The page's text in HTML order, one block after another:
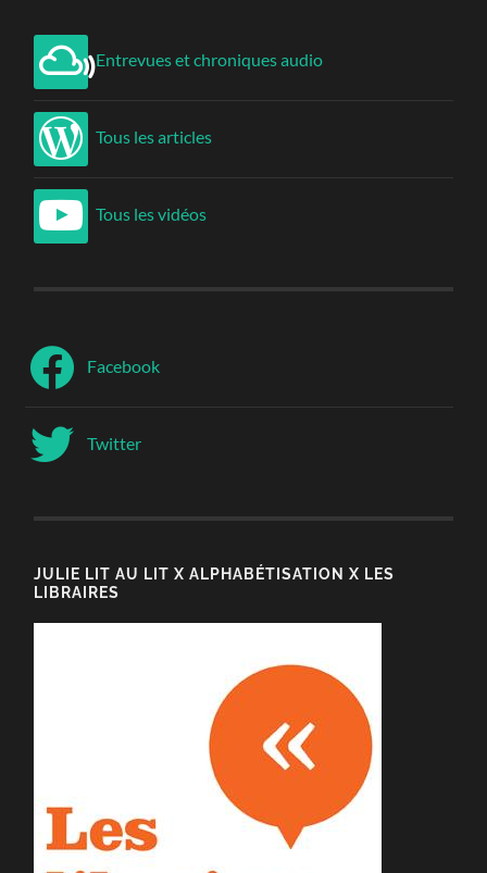
Entrevues et chroniques audio
Tous les articles
Tous les vidéos
Facebook
Twitter
JULIE LIT AU LIT X ALPHABÉTISATION X LES
LIBRAIRES